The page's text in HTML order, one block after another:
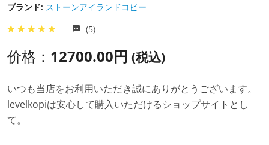
ブランド: ストーンアイランドコピー
(5)
价格： 12700.00円 (税込)
いつも当店をお利用いただき誠にありがとうございます。
levelkopiは安心して購入いただけるショップサイトとし
て。